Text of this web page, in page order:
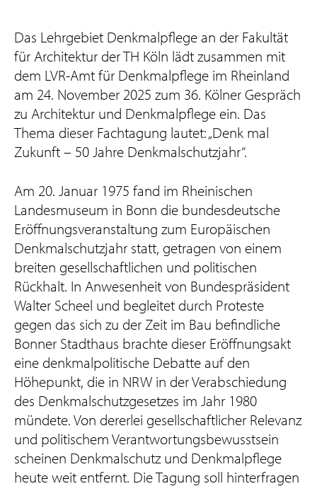
Das Lehrgebiet Denkmalpflege an der Fakultät
für Architektur der TH Köln lädt zusammen mit
dem LVR-Amt für Denkmalpflege im Rheinland
am 24. November 2025 zum 36. Kölner Gespräch
zu Architektur und Denkmalpflege ein. Das
Thema dieser Fachtagung lautet: „Denk mal
Zukunft – 50 Jahre Denkmalschutzjahr“.
Am 20. Januar 1975 fand im Rheinischen
Landesmuseum in Bonn die bundesdeutsche
Eröffnungsveranstaltung zum Europäischen
Denkmalschutzjahr statt, getragen von einem
breiten gesellschaftlichen und politischen
Rückhalt. In Anwesenheit von Bundespräsident
Walter Scheel und begleitet durch Proteste
gegen das sich zu der Zeit im Bau befindliche
Bonner Stadthaus brachte dieser Eröffnungsakt
eine denkmalpolitische Debatte auf den
Höhepunkt, die in NRW in der Verabschiedung
des Denkmalschutzgesetzes im Jahr 1980
mündete. Von dererlei gesellschaftlicher Relevanz
und politischem Verantwortungsbewusstsein
scheinen Denkmalschutz und Denkmalpflege
heute weit entfernt. Die Tagung soll hinterfragen